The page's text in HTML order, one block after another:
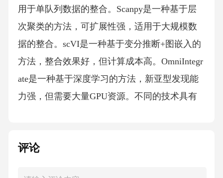
用于单队列数据的整合。Scanpy是一种基于层
次聚类的方法，可扩展性强，适用于大规模数
据的整合。scVI是一种基于变分推断+图嵌入的
方法，整合效果好，但计算成本高。OmniIntegr
ate是一种基于深度学习的方法，新亚型发现能
力强，但需要大量GPU资源。不同的技术具有
化与质量控制数据标准化质量控制质量控制指
评论